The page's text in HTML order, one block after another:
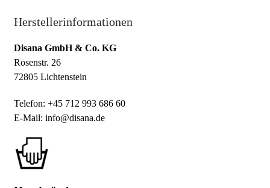
Herstellerinformationen
Disana GmbH & Co. KG
Rosenstr. 26
72805 Lichtenstein
Telefon: +45 712 993 686 60
E-Mail: info@disana.de